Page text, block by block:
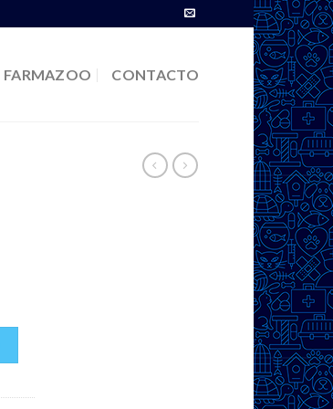
FARMAZOO CONTACTO